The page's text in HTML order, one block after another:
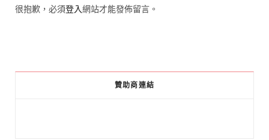
很抱歉，必須登入網站才能發佈留言。
贊助商連結